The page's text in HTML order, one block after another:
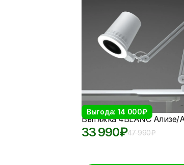
Выгода: 14 000₽
Вытяжка 4BLANC Ализе/
47 990₽
33 990₽